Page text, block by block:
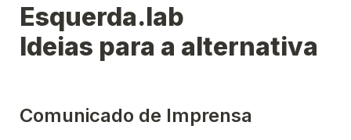
Esquerda.lab
Ideias para a alternativa
Comunicado de Imprensa